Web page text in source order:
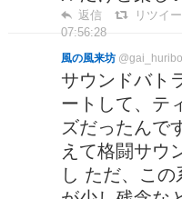
返信 リツイ
07:56:28
風の風来坊 @gai_huribo
サウンドバト
ートして、テ
ズだったんで
えて格闘サウ
し ただ、こ